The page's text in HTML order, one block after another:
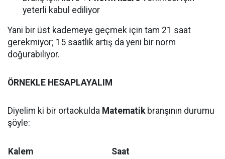
yeterli kabul ediliyor
Yani bir üst kademeye geçmek için tam 21 saat
gerekmiyor; 15 saatlik artış da yeni bir norm
doğurabiliyor.
ÖRNEKLE HESAPLAYALIM
Diyelim ki bir ortaokulda Matematikbranşının durumu
şöyle:
Kalem
Saat